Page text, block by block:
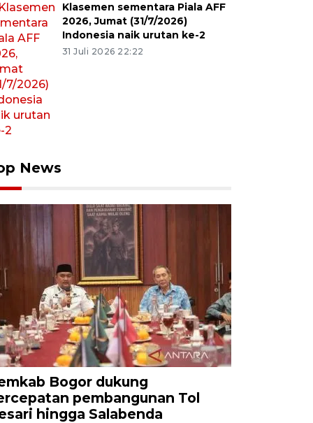
Klasemen sementara Piala AFF
2026, Jumat (31/7/2026)
Indonesia naik urutan ke-2
31 Juli 2026 22:22
News
Bogor dukung
pembangunan Tol
hingga Salabenda